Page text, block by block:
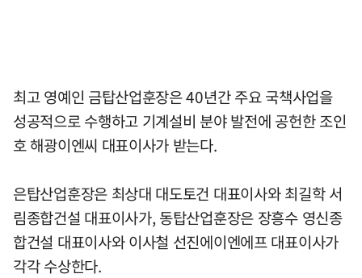
최고 영예인 금탑산업훈장은 40년간 주요 국책사업을
성공적으로 수행하고 기계설비 분야 발전에 공헌한 조인
호 해광이엔씨 대표이사가 받는다.
은탑산업훈장은 최상대 대도토건 대표이사와 최길학 서
림종합건설 대표이사가, 동탑산업훈장은 장흥수 영신종
합건설 대표이사와 이사철 선진에이엔에프 대표이사가
각각 수상한다.